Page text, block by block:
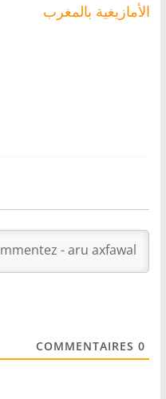
الأمازيغية بالمغرب
0
COMMENTAIRES